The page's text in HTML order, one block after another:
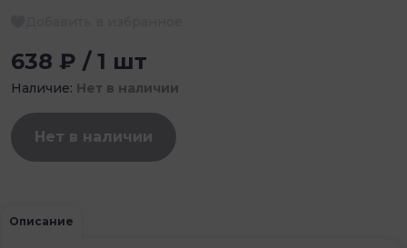
638 ₽ / 1 шт
Наличие: Нет в наличии
Нет в наличии
Описание